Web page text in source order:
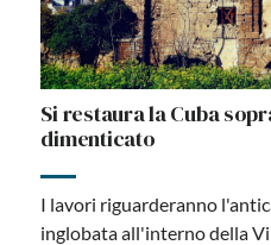
Si restaura la Cuba
dimenticato
I lavori riguarderanno
inglobata all'interno della